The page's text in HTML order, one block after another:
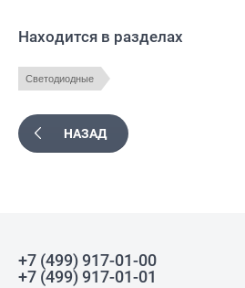
Находится в разделах
Светодиодные
НАЗАД
+7 (499) 917-01-00
+7 (499) 917-01-01